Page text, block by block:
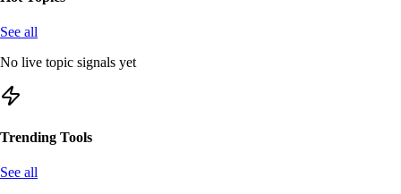
See all
No live topic signals yet
Trending Tools
See all